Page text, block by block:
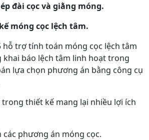
đài cọc và giằng móng.
móng cọc lệch tâm.
hỗ trợ tính toán móng cọc lệch tâm
báo lệch tâm linh hoạt trong
lựa chọn phương án bằng công cụ
trong thiết kế mang lại nhiều lợi ích
phương án móng cọc.